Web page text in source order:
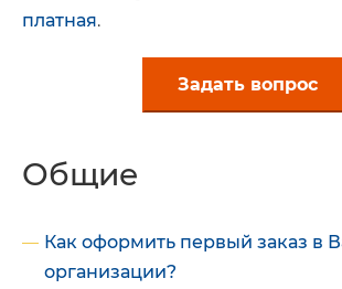
платная.
Задать вопрос
Общие
Как оформить первый заказ в
организации?